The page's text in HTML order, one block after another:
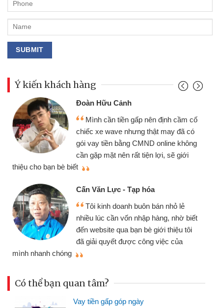
Ý kiến khách hàng
Đoàn Hữu Cảnh
Mình cần tiền gấp nên định cầm cố
chiếc xe wave nhưng thật may đã có
gói vay tiền bằng CMND online không
cần gặp mặt nên rất tiện lợi, sẽ giới
thiệu cho bạn bè biết
Cấn Văn Lực - Tạp hóa
Tôi kinh doanh buôn bán nhỏ lẻ
nhiều lúc cần vốn nhập hàng, nhờ biết
đến website qua bạn bè giới thiệu tôi
đã giải quyết được công việc của
mình nhanh chóng
Có thể bạn quan tâm?
Vay tiền gấp góp ngày